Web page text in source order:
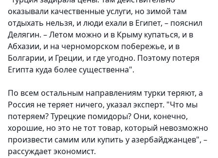
оказывали качественные услуги, но зимой там
отдыхать нельзя, и люди ехали в Египет, – пояснил
Делягин. – Летом можно и в Крыму купаться, и в
Абхазии, и на черноморском побережье, и в
Болгарии, и Греции, и где угодно. Поэтому потеря
Египта куда более существенна".
По всем остальным направлениям турки теряют, а
Россия не теряет ничего, указал эксперт. "Что мы
потеряем? Турецкие помидоры? Они, конечно,
хорошие, но это не тот товар, который невозможно
произвести самим или купить у азербайджанцев", –
рассуждает экономист.